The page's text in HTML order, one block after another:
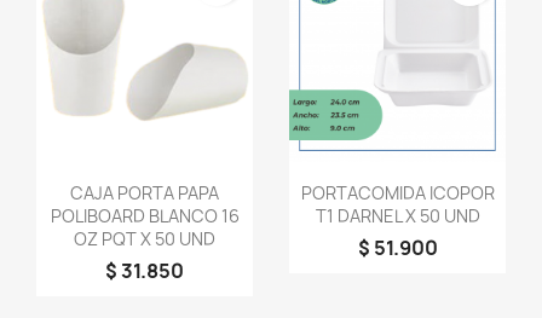
Vista rápida
CAJA PORTA PAPA
POLIBOARD BLANCO 16
OZ PQT X 50 UND
$ 31.850
Vista rápida
PORTACOMIDA ICOPOR
T1 DARNEL X 50 UND
$ 51.900